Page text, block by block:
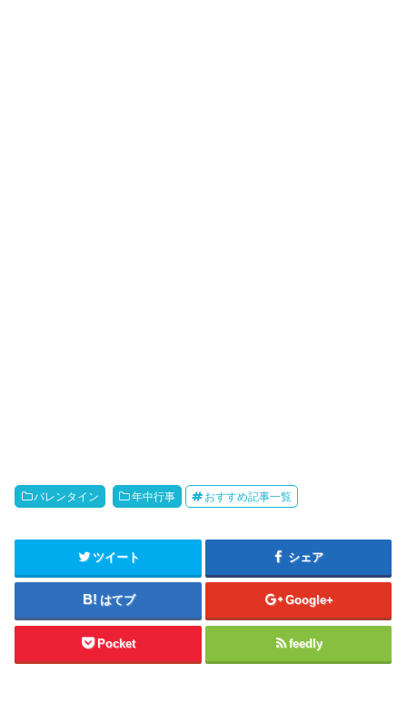
バレンタイン 年中行事 おすすめ記事一覧
ツイート シェア
はてブ Google+
Pocket feedly